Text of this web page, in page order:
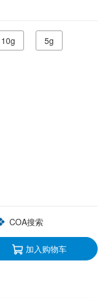
10g 5g
COA搜索
加入购物车